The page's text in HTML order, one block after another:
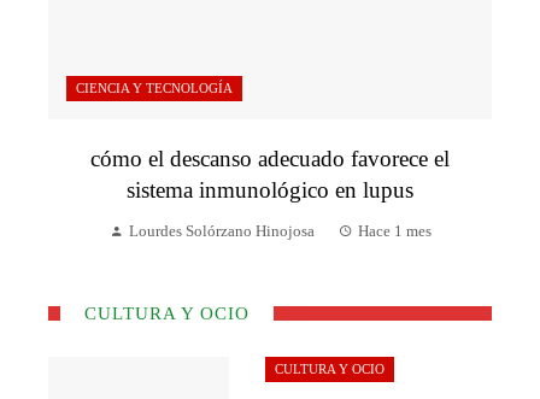
CIENCIA Y TECNOLOGÍA
cómo el descanso adecuado favorece el
sistema inmunológico en lupus
Lourdes Solórzano Hinojosa Hace 1 mes
CULTURA Y OCIO
CULTURA Y OCIO